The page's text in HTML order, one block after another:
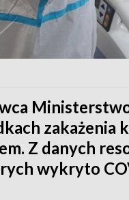
zakażenia
Z danych
wykryto